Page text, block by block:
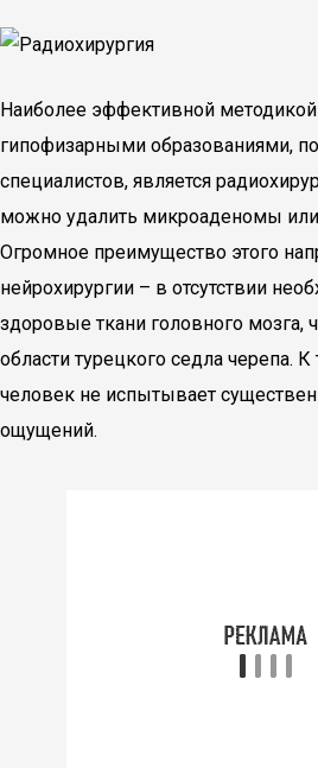
Наиболее эффективной
гипофизарными образованиями,
специалистов, является
можно удалить микроаденомы
Огромное преимущество этого
нейрохирургии – в отсутствии
здоровые ткани головного мозга,
области турецкого седла черепа.
человек не испытывает
ощущений.